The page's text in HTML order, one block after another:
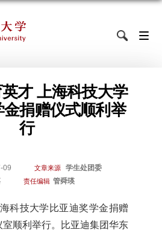
才 上海科技大学
金捐赠仪式顺利举
行
09 文章来源 学生处团委
责任编辑 管舜瑛
科技大学比亚迪奖学金捐赠
顺利举行。比亚迪集团华东